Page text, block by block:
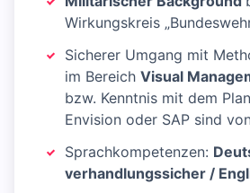
Wirkungskreis
Sicherer Umgang mit
im Bereich Visual
bzw. Kenntnis mit dem
Envision oder SAP sind
Sprachkompetenzen:
verhandlungssicher /